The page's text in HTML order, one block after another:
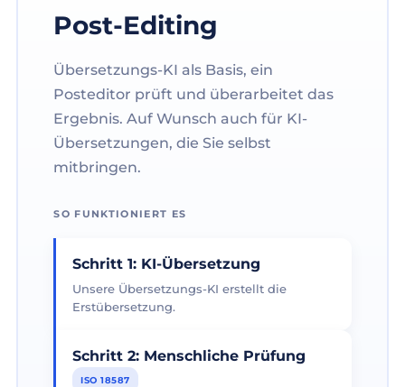
Post-Editing
Übersetzungs-KI als Basis, ein
Posteditor prüft und überarbeitet das
Ergebnis. Auf Wunsch auch für KI-
Übersetzungen, die Sie selbst
mitbringen.
SO FUNKTIONIERT ES
Schritt 1: KI-Übersetzung
Unsere Übersetzungs-KI erstellt die
Erstübersetzung.
Schritt 2: Menschliche Prüfung
ISO 18587